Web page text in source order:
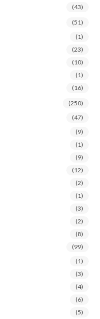
(43)
(51)
(1)
(23)
(10)
(1)
(16)
(250)
(47)
(9)
(1)
(9)
(12)
(2)
(1)
(3)
(2)
(8)
(99)
(1)
(3)
(4)
(6)
(5)